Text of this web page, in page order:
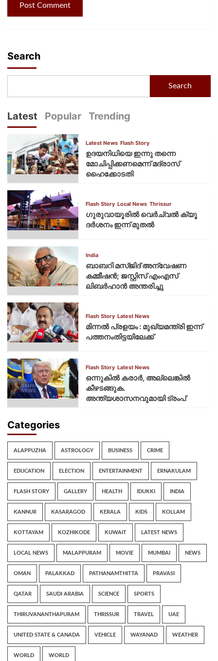
Search
Search
Latest Popular Trending
Latest News Flash Story
ഉദയനിധിയെ ഇന്നു തന്നെ
മോചിപ്പിക്കണമെന്ന് മദ്രാസ്
ഹൈക്കോടതി
Flash Story Local News Thrissur
ഗുരുവായൂരില്‍ വെര്‍ച്വല്‍ ക്യൂ
ദര്‍ശനം ഇന്ന് മുതല്‍
India
ബാബറി മസ്ജിദ് അന്വേഷണ
കമ്മീഷന്‍; ജസ്റ്റിസ് എംഎസ്
ലിബര്‍ഹാന്‍ അന്തരിച്ചു
Flash Story Latest News
മിന്നല്‍ പ്രളയം : മുഖ്യമന്ത്രി ഇന്ന്
പത്തനംതിട്ടയിലേക്ക്
Flash Story Latest News
ഒന്നുകില്‍ കരാര്‍, അല്ലെങ്കില്‍
കീഴടങ്ങുക.
അന്ത്യശാസനവുമായി ട്രംപ്
Categories
ALAPPUZHA ASTROLOGY BUSINESS CRIME
EDUCATION ELECTION ENTERTAINMENT ERNAKULAM
FLASH STORY GALLERY HEALTH IDUKKI INDIA
KANNUR KASARAGOD KERALA KIDS KOLLAM
KOTTAYAM KOZHIKODE KUWAIT LATEST NEWS
LOCAL NEWS MALAPPURAM MOVIE MUMBAI NEWS
OMAN PALAKKAD PATHANAMTHITTA PRAVASI
QATAR SAUDI ARABIA SCIENCE SPORTS
THIRUVANANTHAPURAM THRISSUR TRAVEL UAE
UNITED STATE & CANADA VEHICLE WAYANAD WEATHER
WORLD WORLD